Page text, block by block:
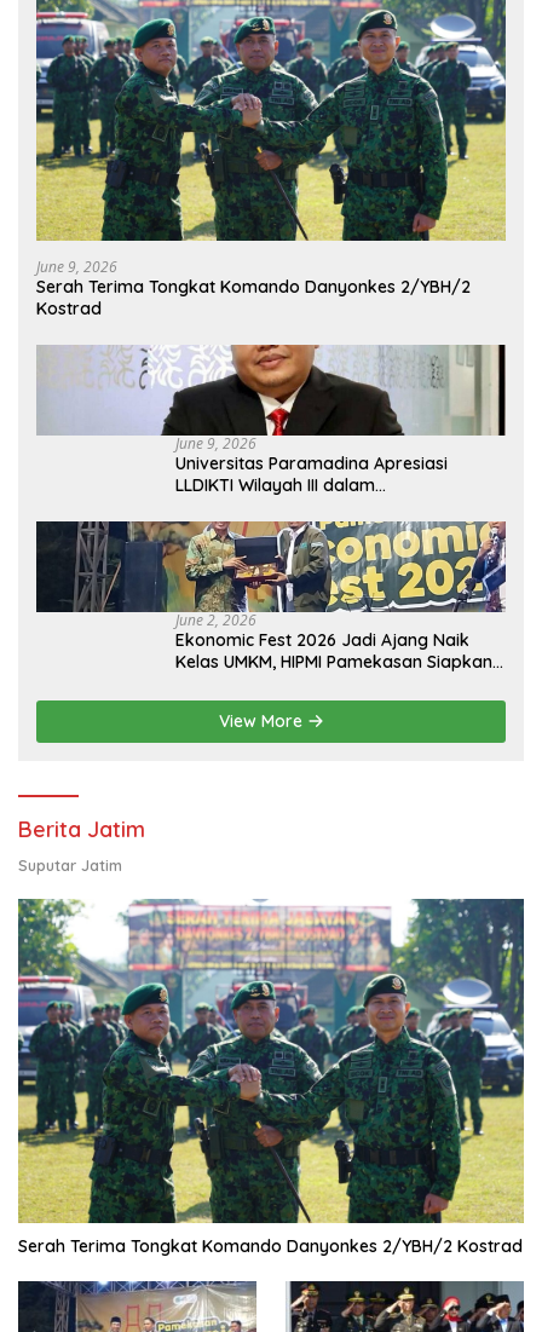
June 9, 2026
Serah Terima Tongkat Komando Danyonkes 2/YBH/2
Kostrad
June 9, 2026
Universitas Paramadina Apresiasi
LLDIKTI Wilayah III dalam
Tinggi Swasta
June 2, 2026
Ekonomic Fest 2026 Jadi Ajang Naik
Kelas UMKM, HIPMI Pamekasan Siapkan
Pendampingan Usaha
View More
Berita Jatim
Suputar Jatim
Serah Terima Tongkat Komando Danyonkes 2/YBH/2 Kostrad